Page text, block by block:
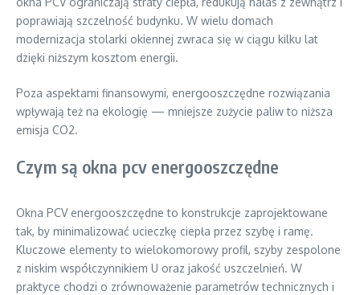
poprawiają szczelność budynku. W wielu domach
modernizacja stolarki okiennej zwraca się w ciągu kilku lat
dzięki niższym kosztom energii.
Poza aspektami finansowymi, energooszczędne rozwiązania
wpływają też na ekologię — mniejsze zużycie paliw to niższa
emisja CO2.
Czym są okna pcv energooszczędne
Okna PCV energooszczędne to konstrukcje zaprojektowane
tak, by minimalizować ucieczkę ciepła przez szybę i ramę.
Kluczowe elementy to wielokomorowy profil, szyby zespolone
z niskim współczynnikiem U oraz jakość uszczelnień. W
praktyce chodzi o zrównoważenie parametrów technicznych i